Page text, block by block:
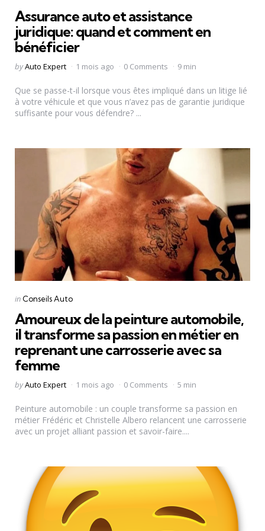
Assurance auto et assistance
juridique: quand et comment en
bénéficier
Posted
byAuto Expert 1 mois ago 0 Comments 9 min
Que se passe-t-il lorsque vous êtes impliqué dans un litige lié
à votre véhicule et que vous n’avez pas de garantie juridique
suffisante pour vous défendre? ...
Categories
Posted
in Conseils Auto
Amoureux de la peinture automobile,
il transforme sa passion en métier en
reprenant une carrosserie avec sa
femme
Posted
byAuto Expert 1 mois ago 0 Comments 5 min
Peinture automobile : un couple transforme sa passion en
métier Frédéric et Christelle Albero relancent une carrosserie
avec un projet alliant passion et savoir-faire....